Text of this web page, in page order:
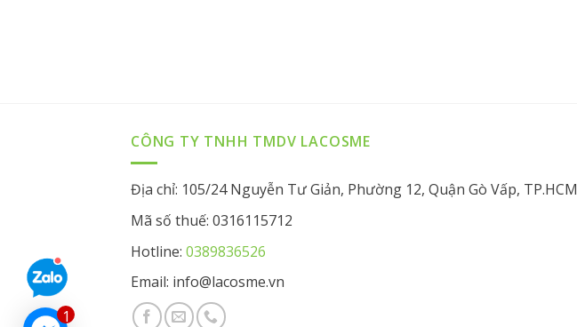
CÔNG TY TNHH TMDV LACOSME
Địa chỉ: 105/24 Nguyễn Tư Giản, Phường 12, Quận Gò Vấp, TP.HCM
Mã số thuế: 0316115712
Hotline: 0389836526
Email: info@lacosme.vn
1